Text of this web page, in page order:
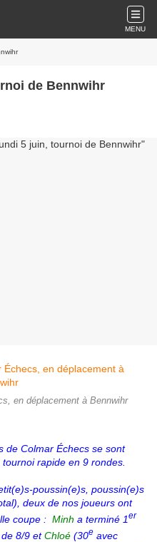
MENU
de Bennwihr
en déplacement à Bennwihr
de Colmar Échecs se sont
rapide en 9 rondes.
poussin(e)s, poussin(e)s
deux de nos joueurs ont
coupe : Minh a terminé 1er
8/9 etChloé (30e avec